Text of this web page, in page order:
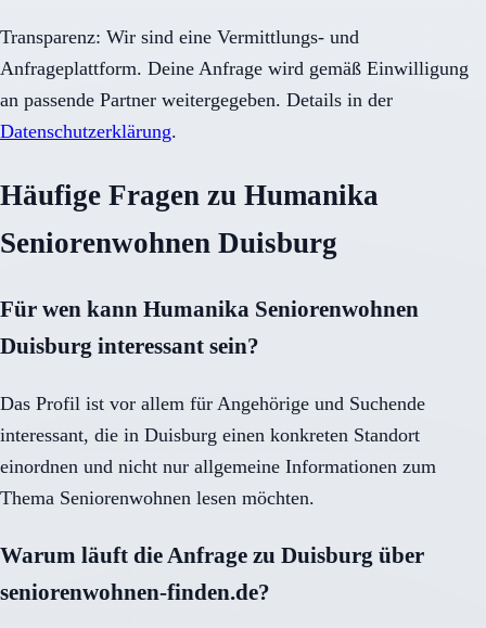
Transparenz: Wir sind eine Vermittlungs- und
Anfrageplattform. Deine Anfrage wird gemäß Einwilligung
an passende Partner weitergegeben. Details in der
Datenschutzerklärung.
Häufige Fragen zu Humanika
Seniorenwohnen Duisburg
Für wen kann Humanika Seniorenwohnen
Duisburg interessant sein?
Das Profil ist vor allem für Angehörige und Suchende
interessant, die in Duisburg einen konkreten Standort
einordnen und nicht nur allgemeine Informationen zum
Thema Seniorenwohnen lesen möchten.
Warum läuft die Anfrage zu Duisburg über
seniorenwohnen-finden.de?